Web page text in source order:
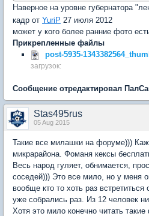
Наверное на уровне губернатора
кадр от YuriP 27 июля 2012
может у кого более ранние фото
Прикрепленные файлы
post-5935-
загрузок:
Сообщение отредактировал
Stas495rus
05 Aug 2015
Такие все милашки на форуме)))
микрарайона. Фоманя кексы
Весь народ гуляет, обнимается,
соседей))) Это все мило, но у меня
вообще кто то хоть раз
уже собрались раз. Из 12 человек
Хотя это мило конечно читать